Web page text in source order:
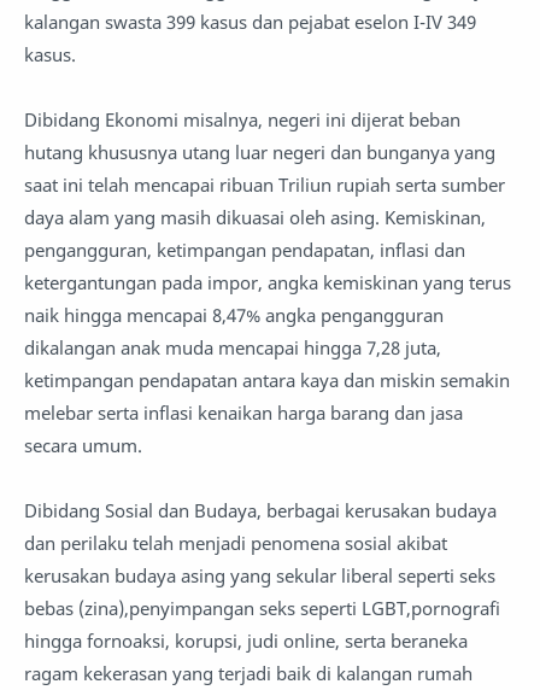
kalangan swasta 399 kasus dan pejabat eselon I-IV 349
kasus.
Dibidang Ekonomi misalnya, negeri ini dijerat beban
hutang khususnya utang luar negeri dan bunganya yang
saat ini telah mencapai ribuan Triliun rupiah serta sumber
daya alam yang masih dikuasai oleh asing. Kemiskinan,
pengangguran, ketimpangan pendapatan, inflasi dan
ketergantungan pada impor, angka kemiskinan yang terus
naik hingga mencapai 8,47% angka pengangguran
dikalangan anak muda mencapai hingga 7,28 juta,
ketimpangan pendapatan antara kaya dan miskin semakin
melebar serta inflasi kenaikan harga barang dan jasa
secara umum.
Dibidang Sosial dan Budaya, berbagai kerusakan budaya
dan perilaku telah menjadi penomena sosial akibat
kerusakan budaya asing yang sekular liberal seperti seks
bebas (zina),penyimpangan seks seperti LGBT,pornografi
hingga fornoaksi, korupsi, judi online, serta beraneka
ragam kekerasan yang terjadi baik di kalangan rumah